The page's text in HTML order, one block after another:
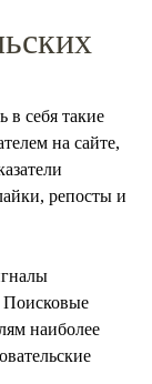
в себя такие
на сайте,
репосты и
Поисковые
наиболее